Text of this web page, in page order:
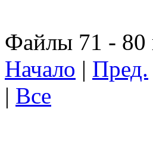
Файлы 71 - 80
Начало | Пред.
| Все